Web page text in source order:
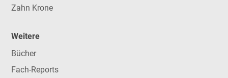
Zahn Krone
Weitere
Bücher
Fach-Reports